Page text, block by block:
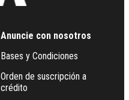
Anuncie con nosotros
Bases y Condiciones
Orden de suscripción a
crédito